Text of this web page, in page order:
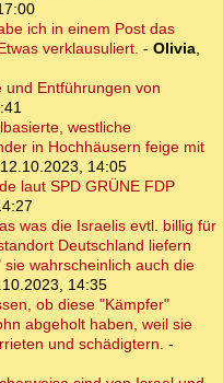
ich in einem Post das
verklausuliert. - Olivia,
Entführungen von
westliche
in Hochhäusern feige mit
12.10.2023, 14:05
laut SPD GRÜNE FDP
was die Israelis evtl. billig für
Deutschland liefern
wahrscheinlich auch die
14:35
ob diese "Kämpfer"
abgeholt haben, weil sie
und schädigtern. -